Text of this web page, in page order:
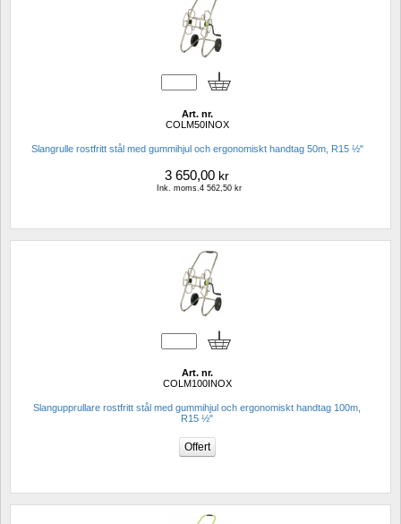
Art. nr.
COLM50INOX
Slangrulle rostfritt stål med gummihjul och ergonomiskt handtag 50m, R15 ½"
3 650,00 kr
Ink. moms.4 562,50 kr
Art. nr.
COLM100INOX
Slangupprullare rostfritt stål med gummihjul och ergonomiskt handtag 100m,
R15 ½"